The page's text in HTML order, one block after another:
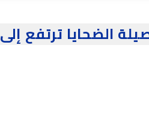
ترتفع إلى 115 قتيلا